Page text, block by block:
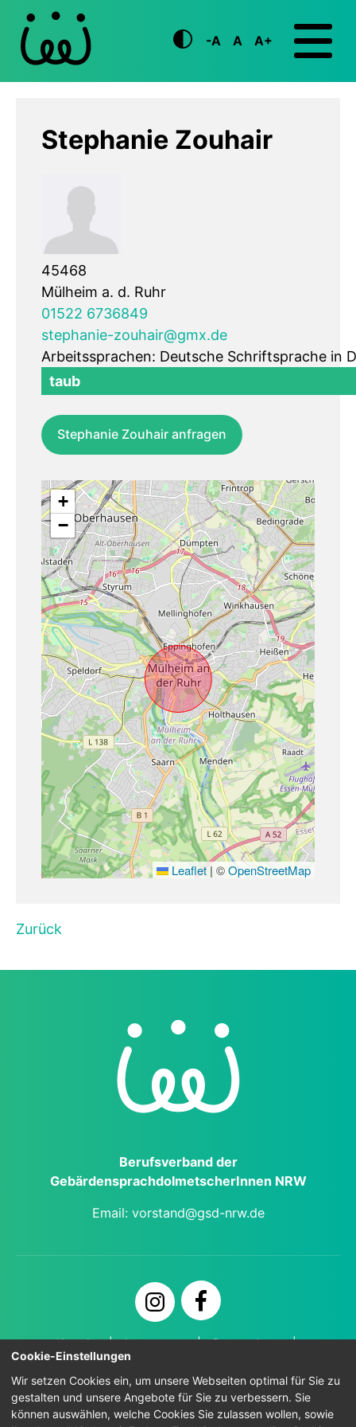
-A A A+
Stephanie Zouhair
45468
Mülheim a. d. Ruhr
01522 6736849
stephanie-zouhair@gmx.de
Arbeitssprachen: Deutsche Schriftsprache in
taub
Stephanie Zouhair anfragen
+
−
Leaflet | ©OpenStreetMap
Zurück
Berufs­verband der
Gebärden­sprach­dol­metscher­Innen NRW
Email: vorstand@gsd-nrw.de
Kontakt Impressum
Datenschutz
Cookie-Einstellungen
Wir setzen Cookies ein, um unsere Webseiten optimal für Sie zu
gestalten und unsere Angebote für Sie zu verbessern. Sie
können auswählen, welche Cookies Sie zulassen wollen, sowie